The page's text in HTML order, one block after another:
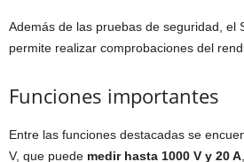
Además de las pruebas de seguridad, el
permite realizar comprobaciones del
Funciones importantes
Entre las funciones destacadas se
V, que puede medir hasta 1000 V y 20 A